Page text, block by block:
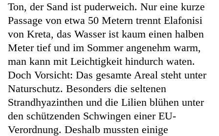
Ton, der Sand ist puderweich. Nur eine kurze
Passage von etwa 50 Metern trennt Elafonisi
von Kreta, das Wasser ist kaum einen halben
Meter tief und im Sommer angenehm warm,
man kann mit Leichtigkeit hindurch waten.
Doch Vorsicht: Das gesamte Areal steht unter
Naturschutz. Besonders die seltenen
Strandhyazinthen und die Lilien blühen unter
den schützenden Schwingen einer EU-
Verordnung. Deshalb mussten einige